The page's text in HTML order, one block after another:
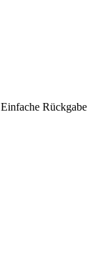
Einfache Rückgabe